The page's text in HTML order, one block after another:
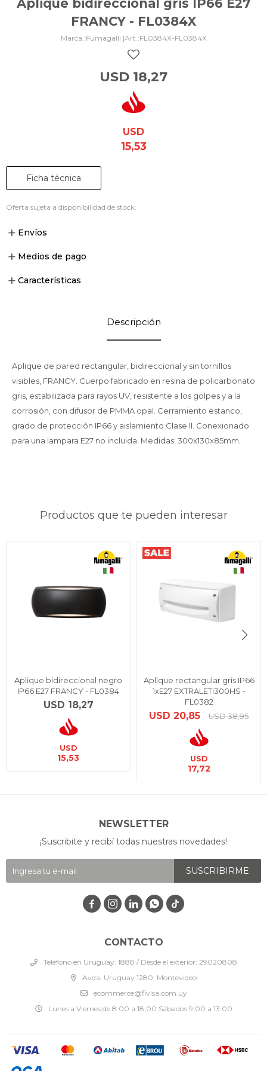
Aplique bidireccional gris IP66 E27
FRANCY - FL0384X
Fumagalli | FL0384X-FL0384X
USD 18,27
USD
15,53
Ficha técnica
Oferta sujeta a disponibilidad de stock.
Envíos
Medios de pago
Características
Descripción
Aplique de pared rectangular, bidireccional y sin tornillos
visibles, FRANCY. Cuerpo fabricado en resina de policarbonato
gris, estabilizada para rayos UV, resistente a los golpes y a la
corrosión, con difusor de PMMA opal. Cerramiento estanco,
grado de protección IP66 y aislamiento Clase II. Conexionado
para una lampara E27 no incluida. Medidas: 300x130x85mm.
Productos que te pueden interesar
Aplique bidireccional negro
IP66 E27 FRANCY - FL0384
USD 18,27
USD
15,53
Aplique rectangular gris IP66
1xE27 EXTRALETI300HS -
FL0382
USD 20,85 USD 38,95
USD
17,72
CONTACTO
Teléfono en Uruguay: 1888 / Desde el exterior: 29020808
Avda. Uruguay 1280, Montevideo
ecommerce@fivisa.com.uy
Lunes a Viernes de 8:00 a 18:00 Sábados 9:00 a 13:00
NEWSLETTER
¡Suscribite y recibí todas nuestras novedades!
SUSCRIBIRME
   